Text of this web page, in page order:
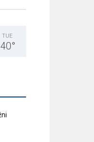
TUE
40°